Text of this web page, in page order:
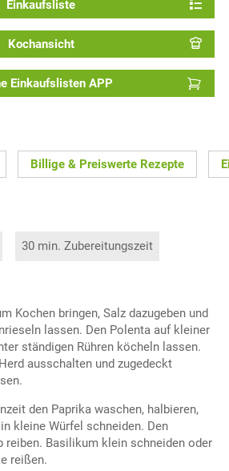
Einkaufsliste
Kochansicht
Einkaufslisten APP
Billige & Preiswerte Rezepte
30 min. Zubereitungszeit
Kochen bringen, Salz dazugeben und
lassen. Den Polenta auf kleiner
ständigen Rühren köcheln lassen.
ausschalten und zugedeckt
den Paprika waschen, halbieren,
kleine Würfel schneiden. Den
reiben. Basilikum klein schneiden oder
reißen.